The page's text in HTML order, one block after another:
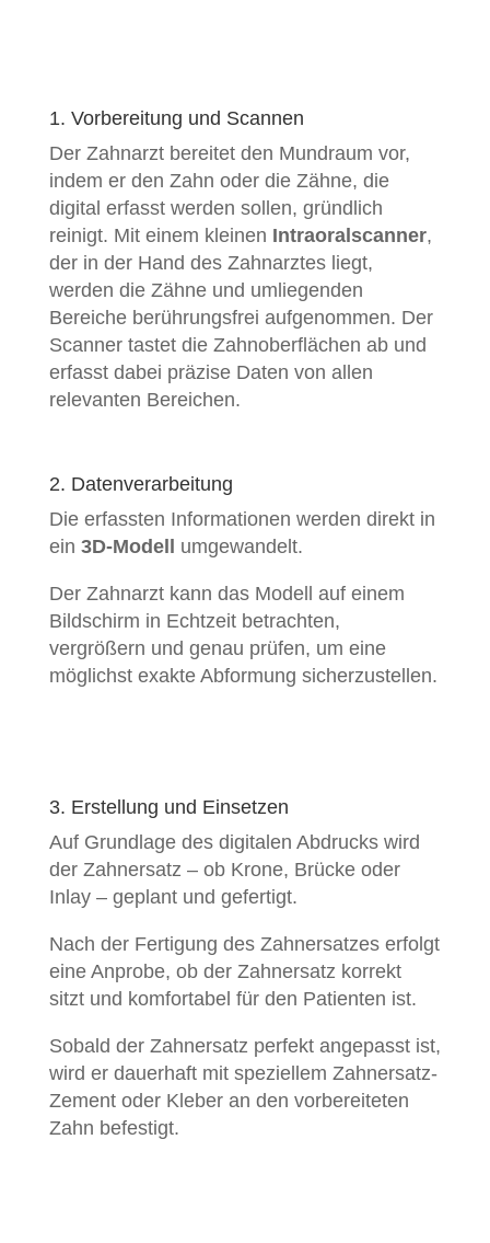
1. Vorbereitung und Scannen
Der Zahnarzt bereitet den Mundraum vor,
indem er den Zahn oder die Zähne, die
digital erfasst werden sollen, gründlich
reinigt. Mit einem kleinen Intraoralscanner,
der in der Hand des Zahnarztes liegt,
werden die Zähne und umliegenden
Bereiche berührungsfrei aufgenommen. Der
Scanner tastet die Zahnoberflächen ab und
erfasst dabei präzise Daten von allen
relevanten Bereichen.
2. Datenverarbeitung
Die erfassten Informationen werden direkt in
ein 3D-Modell umgewandelt.
Der Zahnarzt kann das Modell auf einem
Bildschirm in Echtzeit betrachten,
vergrößern und genau prüfen, um eine
möglichst exakte Abformung sicherzustellen.
3. Erstellung und Einsetzen
Auf Grundlage des digitalen Abdrucks wird
der Zahnersatz – ob Krone, Brücke oder
Inlay – geplant und gefertigt.
Nach der Fertigung des Zahnersatzes erfolgt
eine Anprobe, ob der Zahnersatz korrekt
sitzt und komfortabel für den Patienten ist.
Sobald der Zahnersatz perfekt angepasst ist,
wird er dauerhaft mit speziellem Zahnersatz-
Zement oder Kleber an den vorbereiteten
Zahn befestigt.